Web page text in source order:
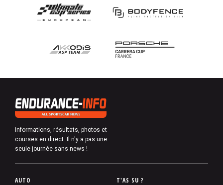
Informations, résultats, photos et
courses en direct. Il n'y a pas une
seule journée sans news !
P
AUTO T'AS SU ?